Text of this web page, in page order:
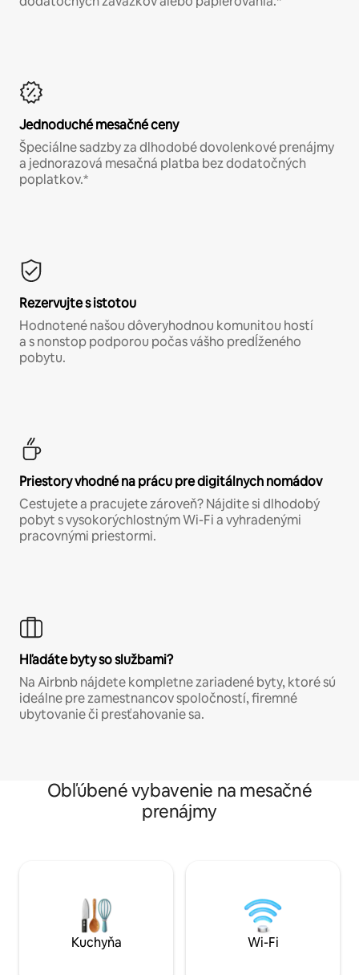
Jednoduché mesačné ceny
Špeciálne sadzby za dlhodobé dovolenkové prenájmy
a jednorazová mesačná platba bez dodatočných
poplatkov.*
Rezervujte s istotou
Hodnotené našou dôveryhodnou komunitou hostí
a s nonstop podporou počas vášho predĺženého
pobytu.
Priestory vhodné na prácu pre digitálnych nomádov
Cestujete a pracujete zároveň? Nájdite si dlhodobý
pobyt s vysokorýchlostným Wi-Fi a vyhradenými
pracovnými priestormi.
Hľadáte byty so službami?
Na Airbnb nájdete kompletne zariadené byty, ktoré sú
ideálne pre zamestnancov spoločností, firemné
ubytovanie či presťahovanie sa.
Obľúbené vybavenie na mesačné
prenájmy
Kuchyňa Wi-Fi